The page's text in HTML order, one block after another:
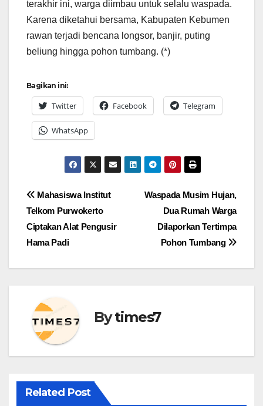
terakhir ini, warga diimbau untuk selalu waspada.
Karena diketahui bersama, Kabupaten Kebumen
rawan terjadi bencana longsor, banjir, puting
beliung hingga pohon tumbang. (*)
Bagikan ini:
Twitter Facebook Telegram
WhatsApp
Navigasi
pos
Waspada Musim Hujan,
Dua Rumah Warga
Dilaporkan Tertimpa
Pohon Tumbang
Mahasiswa Institut
Telkom Purwokerto
Ciptakan Alat Pengusir
Hama Padi
Bytimes7
Related Post